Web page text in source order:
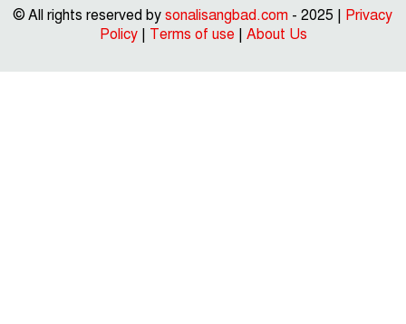
© All rights reserved by sonalisangbad.com - 2025 | Privacy
Policy| Terms of use About Us